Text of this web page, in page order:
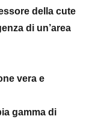
della cute
di un’area
vera e
gamma di